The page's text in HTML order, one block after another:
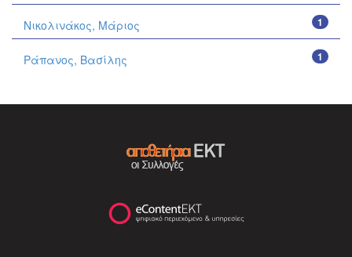
1
Νικολινάκος, Μάριος
1
Ράπανος, Βασίλης